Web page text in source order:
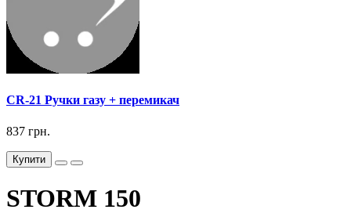
CR-21 Ручки газу + перемикач
837 грн.
Купити
STORM 150